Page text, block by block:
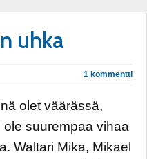
uhka
1 kommentti
olet väärässä,
ole suurempaa vihaa
Waltari Mika, Mikael